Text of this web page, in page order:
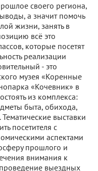
своего региона,
а значит помочь
жизни, занять в
всё это
которые посетят
реализации
- это
музея «Коренные
«Кочевник» в
из комплекса:
быта, обихода,
выставки
посетителя с
аспектами
прошлого и
внимания к
выездных